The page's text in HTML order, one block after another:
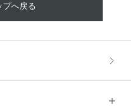
プへ戻る